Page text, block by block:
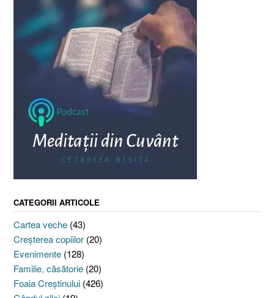
CATEGORII ARTICOLE
Cartea veche (43)
Creşterea copiilor (20)
Evenimente (128)
Familie, căsătorie (20)
Foaia Creştinului (426)